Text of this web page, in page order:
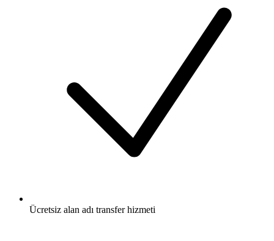
Ücretsiz alan adı transfer hizmeti